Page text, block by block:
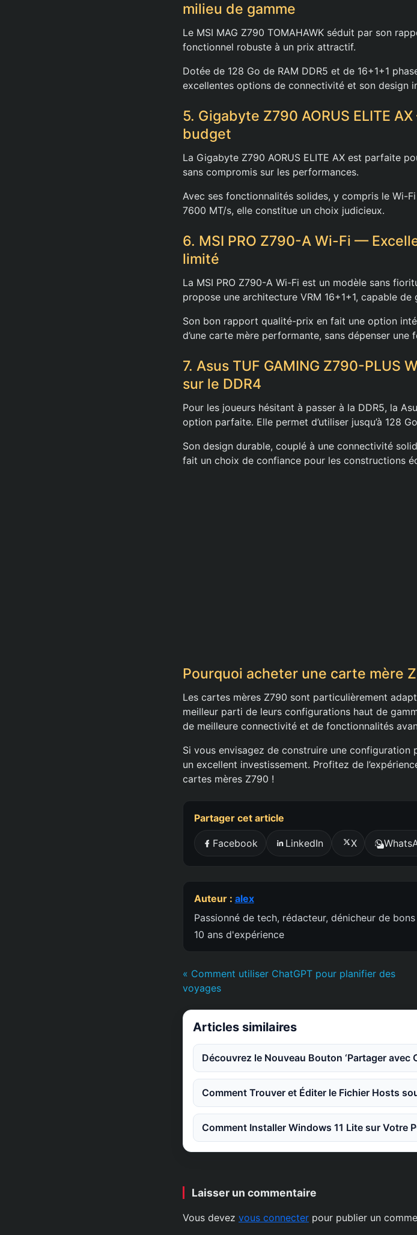
milieu de gamme
Le MSI MAG Z790 TOMAHAWK séduit par son
fonctionnel robuste à un prix attractif.
Dotée de 128 Go de RAM DDR5 et de 16+1+1
excellentes options de connectivité et son design
5. Gigabyte Z790 AORUS ELITE
budget
La Gigabyte Z790 AORUS ELITE AX est parfaite
sans compromis sur les performances.
Avec ses fonctionnalités solides, y compris le Wi-
7600 MT/s, elle constitue un choix judicieux.
6. MSI PRO Z790-A Wi-Fi —
limité
La MSI PRO Z790-A Wi-Fi est un modèle sans
propose une architecture VRM 16+1+1, capable
Son bon rapport qualité-prix en fait une option
d’une carte mère performante, sans dépenser une
7. Asus TUF GAMING Z790-PLUS
sur le DDR4
Pour les joueurs hésitant à passer à la DDR5, la
option parfaite. Elle permet d’utiliser jusqu’à 128
Son design durable, couplé à une connectivité
fait un choix de confiance pour les constructions
Pourquoi acheter une carte mère
Les cartes mères Z790 sont particulièrement
meilleur parti de leurs configurations haut de
de meilleure connectivité et de fonctionnalités
Si vous envisagez de construire une
un excellent investissement. Profitez de
cartes mères Z790 !
Partager cet article
Facebook LinkedIn X
Auteur : alex
Passionné de tech, rédacteur, dénicheur de
10 ans d'expérience
« Comment utiliser ChatGPT pour planifier des
voyages
Articles similaires
Découvrez le Nouveau Bouton ‘Partager avec
Comment Trouver et Éditer le Fichier Hosts
Comment Installer Windows 11 Lite sur Votre
Laisser un commentaire
Vous devez vous connecter pour publier un